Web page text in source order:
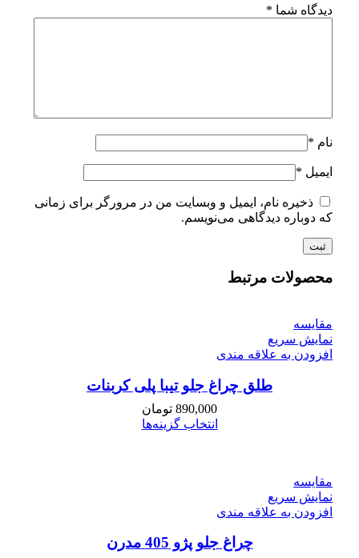
دیدگاه شما *
نام *
ایمیل *
ذخیره نام، ایمیل و وبسایت من در مرورگر برای زمانی
که دوباره دیدگاهی می‌نویسم.
محصولات مرتبط
مقايسه
نمایش سریع
افزودن به علاقه مندی
طلق چراغ جلو تیبا پلی کربنات
890,000 تومان
انتخاب گزینه‌ها
مقايسه
نمایش سریع
افزودن به علاقه مندی
چراغ جلو پژو 405 مدرن